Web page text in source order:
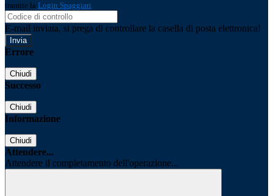
tramite la Login Spaggiari
E-mail inviata, si prega di controllare la casella di posta elettronica!
Errore
Chiudi
Successo
Chiudi
Informazione
Chiudi
Attendere...
Attendere il completamento dell'operazione...